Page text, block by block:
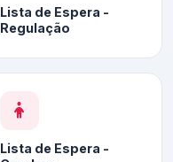
Lista de Espera -
Regulação
Lista de Espera -